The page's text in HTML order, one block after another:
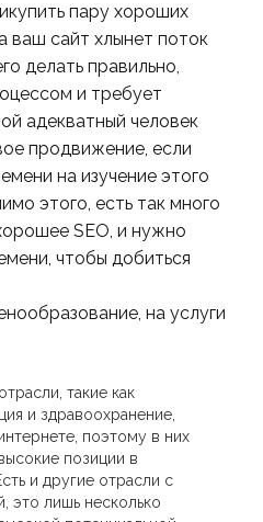
пару хороших
ваш сайт хлынет поток
делать правильно,
и требует
адекватный человек
продвижение, если
на изучение этого
этого, есть так много
SEO, и нужно
чтобы добиться
на услуги
такие как
и здравоохранение,
поэтому в них
позиции в
и другие отрасли с
это лишь несколько